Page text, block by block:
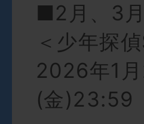
■2月、3
＜少年探
2026年1
(金)23:59